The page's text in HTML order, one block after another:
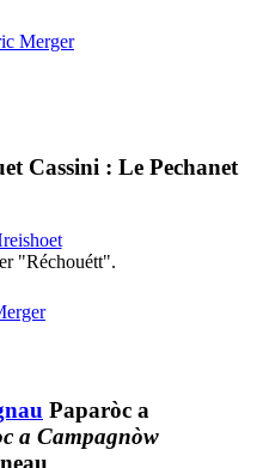
Merger
Cassini : Le Pechanet
"Réchouétt".
Paparòc a
a Campagnòw